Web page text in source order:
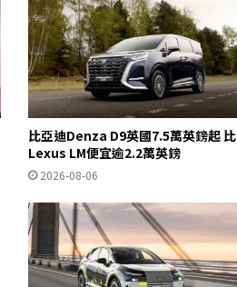
比亞迪Denza D9英國7.5萬英鎊起 比
Lexus LM便宜逾2.2萬英鎊
2026-08-06